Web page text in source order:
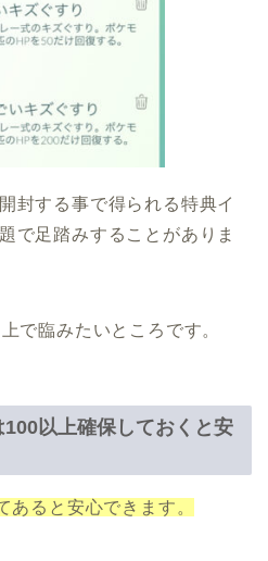
封する事で得られる特典イ
で足踏みすることがありま
で臨みたいところです。
以上確保しておくと安
あると安心できます。